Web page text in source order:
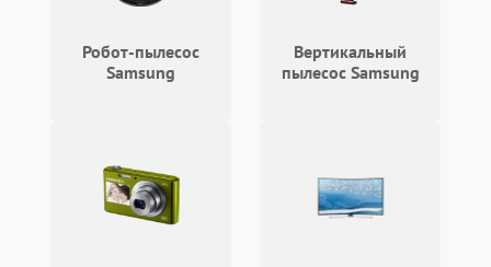
Робот-пылесос
Samsung
Вертикальный
пылесос Samsung